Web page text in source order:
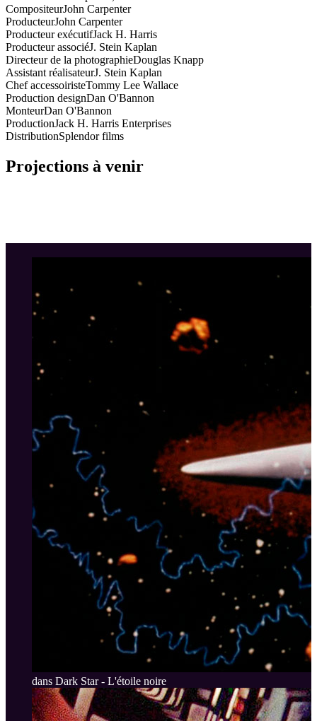
CompositeurJohn Carpenter
ProducteurJohn Carpenter
Producteur exécutifJack H. Harris
Producteur associéJ. Stein Kaplan
Directeur de la photographieDouglas Knapp
Assistant réalisateurJ. Stein Kaplan
Chef accessoiristeTommy Lee Wallace
Production designDan O'Bannon
MonteurDan O'Bannon
ProductionJack H. Harris Enterprises
DistributionSplendor films
Projections à venir
dans Dark Star - L'étoile noire